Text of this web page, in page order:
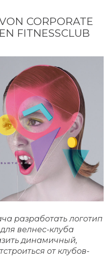
CORPORATE
FITNESSCLUB
разработать логотип
велнес-клуба
динамичный,
от клубов-